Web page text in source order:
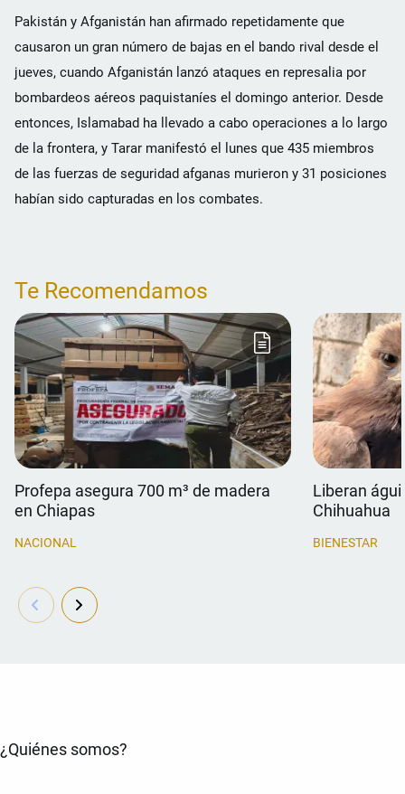
Pakistán y Afganistán han afirmado repetidamente que
causaron un gran número de bajas en el bando rival desde el
jueves, cuando Afganistán lanzó ataques en represalia por
bombardeos aéreos paquistaníes el domingo anterior. Desde
entonces, Islamabad ha llevado a cabo operaciones a lo largo
de la frontera, y Tarar manifestó el lunes que 435 miembros
de las fuerzas de seguridad afganas murieron y 31 posiciones
habían sido capturadas en los combates.
Te Recomendamos
Profepa asegura 700 m³ de madera
en Chiapas
NACIONAL
Liberan
Chihuahua
BIENESTAR
¿Quiénes somos?